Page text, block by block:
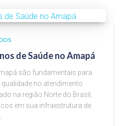
de Saúde no Amapá
são fundamentais para
no atendimento
na região Norte do Brasil,
em sua infraestrutura de